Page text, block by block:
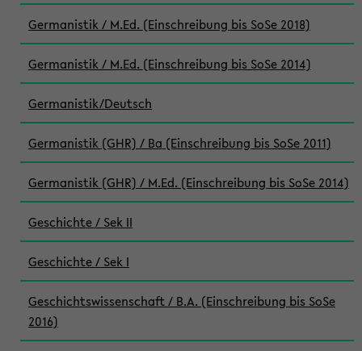
Germanistik / M.Ed. (Einschreibung bis SoSe 2018)
Germanistik / M.Ed. (Einschreibung bis SoSe 2014)
Germanistik/Deutsch
Germanistik (GHR) / Ba (Einschreibung bis SoSe 2011)
Germanistik (GHR) / M.Ed. (Einschreibung bis SoSe 2014)
Geschichte / Sek II
Geschichte / Sek I
Geschichtswissenschaft / B.A. (Einschreibung bis SoSe
2016)